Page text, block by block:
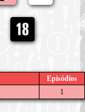
Episódios
1